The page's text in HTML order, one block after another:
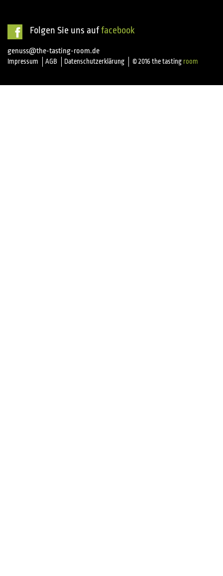
Folgen Sie uns auffacebook
genuss@the-tasting-room.de
Impressum AGB Datenschutzerklärung © 2016 the tasting room